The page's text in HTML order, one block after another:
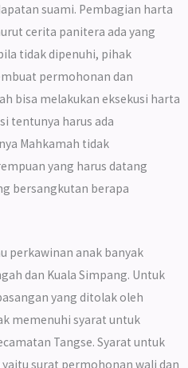
suami. Pembagian harta
cerita panitera ada yang
tidak dipenuhi, pihak
permohonan dan
bisa melakukan eksekusi harta
tentunya harus ada
Mahkamah tidak
yang harus datang
bersangkutan berapa
perkawinan anak banyak
dan Kuala Simpang. Untuk
yang ditolak oleh
memenuhi syarat untuk
Tangse. Syarat untuk
surat permohonan wali dan